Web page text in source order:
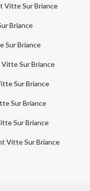
Vitte Sur Briance
Briance
Sur Briance
Sur Briance
Sur Briance
Sur Briance
Sur Briance
Vitte Sur Briance